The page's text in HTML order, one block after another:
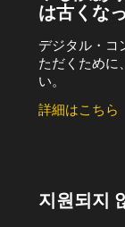
は古くな
デジタル・コ
ただくために
い。
詳細はこちら
지원되지